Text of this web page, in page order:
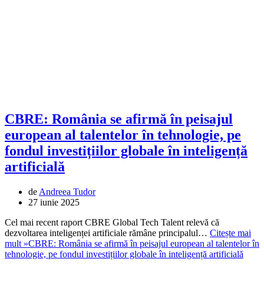
CBRE: România se afirmă în peisajul
european al talentelor în tehnologie, pe
fondul investițiilor globale în inteligență
artificială
de Andreea Tudor
27 iunie 2025
Cel mai recent raport CBRE Global Tech Talent relevă că
dezvoltarea inteligenței artificiale rămâne principalul… Citește mai
mult »CBRE: România se afirmă în peisajul european al talentelor în
tehnologie, pe fondul investițiilor globale în inteligență artificială